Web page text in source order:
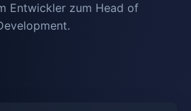
Entwickler zum Head of